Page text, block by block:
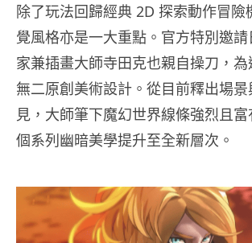
除了玩法回歸經典 2D 探索動作冒險
覺風格亦是一大重點。官方特別邀
家兼插畫大師寺田克也親自操刀，
無二原創美術設計。從目前釋出場
見，大師筆下魔幻世界線條強烈且
個系列幽暗美學提升至全新層次。